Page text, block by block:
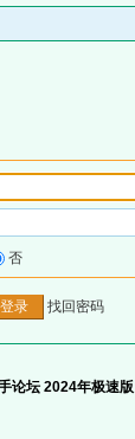
否
找回密码
论坛 2024年极速版